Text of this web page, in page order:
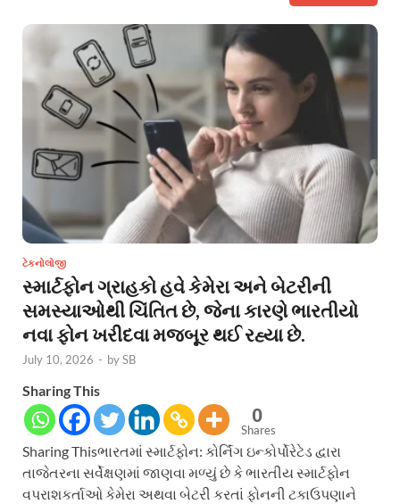
ટેકનોલોજી
સ્માર્ટફોન ગ્રાહકો હવે કેમેરા અને બેટરીની
સમસ્યાઓથી ચિંતિત છે, જેના કારણે ભારતીયો
નવા ફોન ખરીદવા મજબૂર થઈ રહ્યા છે.
July 10, 2026 - bySB
Sharing This
0
Shares
Sharing Thisભારતમાં સ્માર્ટફોન: કોર્નિંગ ઇન્કોર્પોરેટેડ દ્વારા
તાજેતરના સર્વેક્ષણમાં જાણવા મળ્યું છે કે ભારતીય સ્માર્ટફોન
વપરાશકર્તાઓ કેમેરા અથવા બેટરી કરતાં ફોનની ટકાઉપણાને